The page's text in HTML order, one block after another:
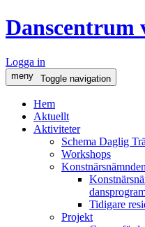
Danscentrum
Logga in
meny Toggle navigation
Hem
Aktuellt
Aktiviteter
Schema Daglig
Workshops
Tidigare
Projekt